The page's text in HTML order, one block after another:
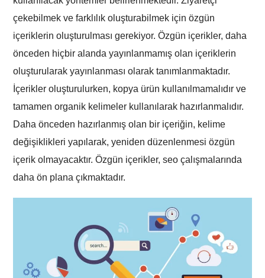
çekebilmek ve farklılık oluşturabilmek için özgün
içeriklerin oluşturulması gerekiyor. Özgün içerikler, daha
önceden hiçbir alanda yayınlanmamış olan içeriklerin
oluşturularak yayınlanması olarak tanımlanmaktadır.
İçerikler oluşturulurken, kopya ürün kullanılmamalıdır ve
tamamen organik kelimeler kullanılarak hazırlanmalıdır.
Daha önceden hazırlanmış olan bir içeriğin, kelime
değişiklikleri yapılarak, yeniden düzenlenmesi özgün
içerik olmayacaktır. Özgün içerikler, seo çalışmalarında
daha ön plana çıkmaktadır.